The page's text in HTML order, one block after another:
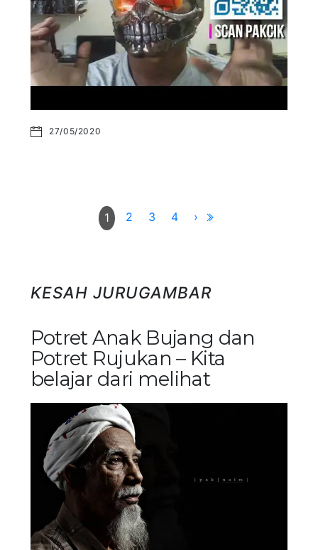
27/05/2020
1 2 3 4 ›
KESAH JURUGAMBAR
Potret Anak Bujang dan
Potret Rujukan – Kita
belajar dari melihat